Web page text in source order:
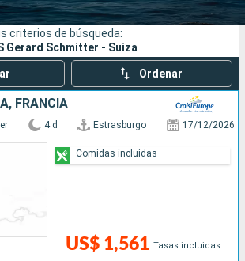
Compañías
Buscar
criterios de búsqueda:
Gerard Schmitter - Suiza
Ordenar
FRANCIA
4 d Estrasburgo 17/12/2026
US$ 1,561 Tasas incluidas
Comidas incluidas